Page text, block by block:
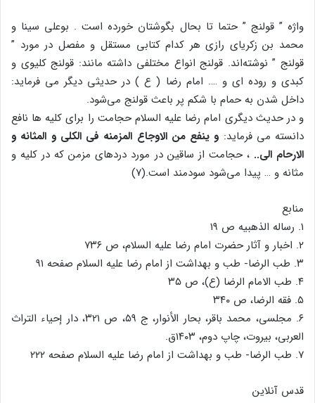
واژه ” قولنج ” حتما تا بحال بگوشتان خورده است . بوعلی سینا و
محمد بن ‌زکریای رازی هر کدام کتابی مستقل و مفصل در مورد ”
قولنج ” نوشته‌اند. قولنج انواع مختلفی داشته مانند: قولنج کلیوی و
کبدی و روده ای و …. امام رضا ( ع ) در حدیثی دیگر می فرماید:
داخل شدن به حمام با شکم پر باعث قولنج می‌شود.
و در حدیث دیگری امام رضا علیه السلام حجامت را برای کلیه ها نافع
دانسته می فرماید: و ینفع من الاوجاع المزمنه فی الکلی و المثانه و
الارحام الی..، حجامت از ساقین در مورد دردهای مزمن که در کلیه و
مثانه و … پیدا می‌شود سودمند است.(۷)
منابع
۱. رساله الذهبیه ص ۱۹
۲. اخبار و آثار حضرت امام رضا علیه السلام، ص ۷۳۶
۳. طب الرضا- طب و بهداشت از امام رضا علیه السلام صفحه ۹۱
۴. طب الامام الرضا (ع)، ص ۳۵
۵. فقه الرضا، ص ۳۴۰
۶. مجلسى، محمد باقر، بحار الأنوار، ج ۵۹، ص ۳۲۱، دار إحیاء التراث
العربی، بیروت، چاپ دوم، ۱۴۰۳ق.
۷. طب الرضا- طب و بهداشت از امام رضا علیه السلام صفحه ۲۲۲
قدس آنلاین